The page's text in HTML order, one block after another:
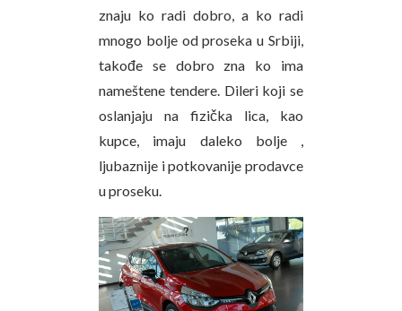
znaju ko radi dobro, a ko radi
mnogo bolje od proseka u Srbiji,
takođe se dobro zna ko ima
nameštene tendere. Dileri koji se
oslanjaju na fizička lica, kao
kupce, imaju daleko bolje ,
ljubaznije i potkovanije prodavce
u proseku.